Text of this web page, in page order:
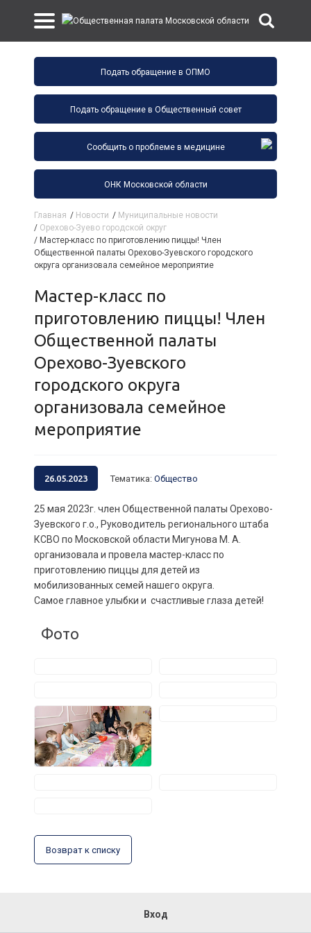
Подать обращение в ОПМО
Подать обращение в Общественный совет
Сообщить о проблеме в медицине
ОНК Московской области
Главная / Новости / Муниципальные новости
/ Орехово-Зуево городской округ
/ Мастер-класс по приготовлению пиццы! Член
Общественной палаты Орехово-Зуевского городского
округа организовала семейное мероприятие
Мастер-класс по
приготовлению пиццы! Член
Общественной палаты
Орехово-Зуевского
городского округа
организовала семейное
мероприятие
26.05.2023 Тематика: Общество
25 мая 2023г. член Общественной палаты Орехово-
Зуевского г.о., Руководитель регионального штаба
КСВО по Московской области Мигунова М. А.
организовала и провела мастер-класс по
приготовлению пиццы для детей из
мобилизованных семей нашего округа.
Самое главное улыбки и счастливые глаза детей!
Фото
Возврат к списку
Вход